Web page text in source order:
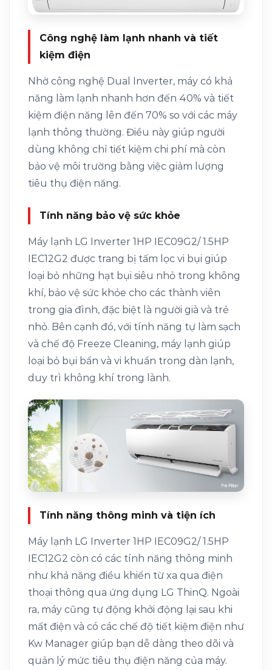
Công nghệ làm lạnh nhanh và tiết
kiệm điện
Nhờ công nghệ Dual Inverter, máy có khả
năng làm lạnh nhanh hơn đến 40% và tiết
kiệm điện năng lên đến 70% so với các máy
lạnh thông thường. Điều này giúp người
dùng không chỉ tiết kiệm chi phí mà còn
bảo vệ môi trường bằng việc giảm lượng
tiêu thụ điện năng.
Tính năng bảo vệ sức khỏe
Máy lạnh LG Inverter 1HP IEC09G2/ 1.5HP
IEC12G2 được trang bị tấm lọc vi bụi giúp
loại bỏ những hạt bụi siêu nhỏ trong không
khí, bảo vệ sức khỏe cho các thành viên
trong gia đình, đặc biệt là người già và trẻ
nhỏ. Bên cạnh đó, với tính năng tự làm sạch
và chế độ Freeze Cleaning, máy lạnh giúp
loại bỏ bụi bẩn và vi khuẩn trong dàn lạnh,
duy trì không khí trong lành.
Tính năng thông minh và tiện ích
Máy lạnh LG Inverter 1HP IEC09G2/ 1.5HP
IEC12G2 còn có các tính năng thông minh
như khả năng điều khiển từ xa qua điện
thoại thông qua ứng dụng LG ThinQ. Ngoài
ra, máy cũng tự động khởi động lại sau khi
mất điện và có các chế độ tiết kiệm điện như
Kw Manager giúp bạn dễ dàng theo dõi và
quản lý mức tiêu thụ điện năng của máy.